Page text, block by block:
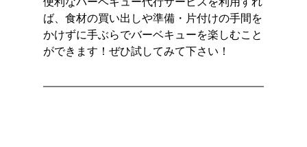
ば、食材の買い出しや準備・片付けの手間を
かけずに手ぶらでバーベキューを楽しむこと
ができます！ぜひ試してみて下さい！